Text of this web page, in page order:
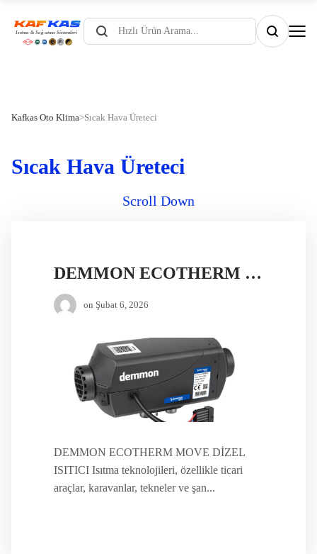
Products
search
Kafkas Oto Klima>Sıcak Hava Üreteci
Sıcak Hava Üreteci
Scroll Down
DEMMON ECOTHERM MOVE DİZEL ISITICI
on Şubat 6, 2026
DEMMON ECOTHERM MOVE DİZEL
ISITICI Isıtma teknolojileri, özellikle ticari
araçlar, karavanlar, tekneler ve şan...